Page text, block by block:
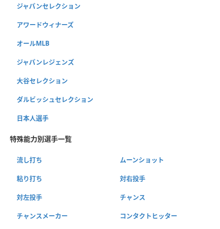
ジャパンセレクション
アワードウィナーズ
オールMLB
ジャパンレジェンズ
大谷セレクション
ダルビッシュセレクション
日本人選手
特殊能力別選手一覧
流し打ち ムーンショット
粘り打ち 対右投手
対左投手 チャンス
チャンスメーカー コンタクトヒッター